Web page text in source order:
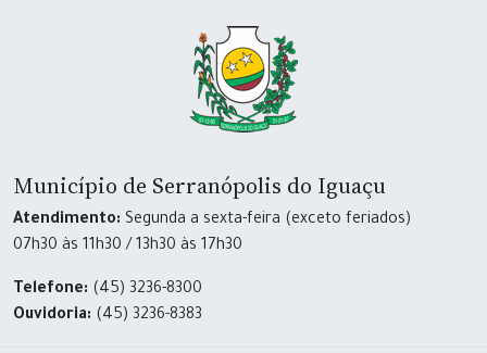
Município de Serranópolis do Iguaçu
Atendimento: Segunda a sexta-feira (exceto feriados)
07h30 às 11h30 / 13h30 às 17h30
Telefone: (45) 3236-8300
Ouvidoria: (45) 3236-8383